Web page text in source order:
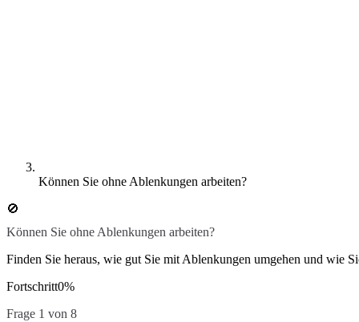
Können Sie ohne Ablenkungen arbeiten?
🚫
Können Sie ohne Ablenkungen arbeiten?
Finden Sie heraus, wie gut Sie mit Ablenkungen umgehen und wie
Fortschritt0%
Frage 1 von 8